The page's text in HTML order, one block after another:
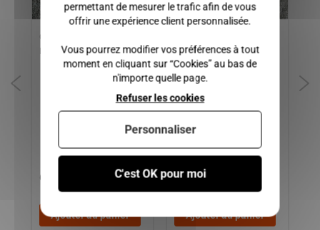
CARDAN DROIT MICROCAR
MC1, MC2
60,00 €
Ajouter au panier
YANMAR / MICROCAR /
CHATENET / JDM /
BELLIER
15,00 €
Ajouter au panier
permettant de mesurer le trafic afin de vous
offrir une expérience client personnalisée.
Vous pourrez modifier vos préférences à tout
moment en cliquant sur “Cookies” au bas de
n'importe quelle page.
C'est OK pour moi
Refuser les cookies
Personnaliser